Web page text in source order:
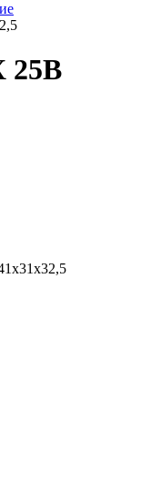
25B